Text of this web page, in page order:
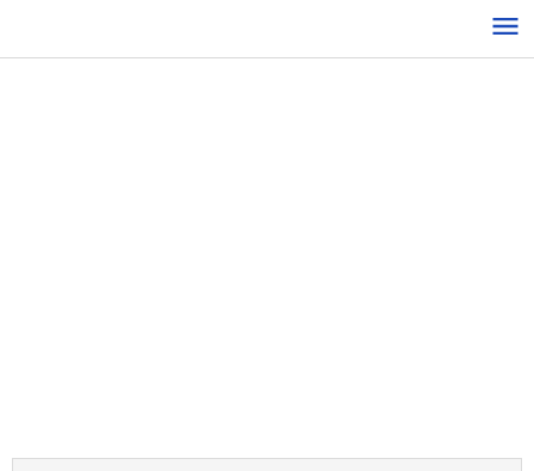
konten